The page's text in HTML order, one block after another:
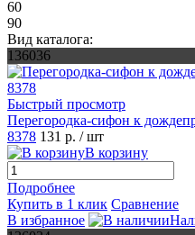
60
90
Вид каталога:
136036
Быстрый просмотр
Перегородка-сифон к
8378 131 р. / шт
В корзину
Подробнее
Купить в 1 клик Сравнение
В избранное